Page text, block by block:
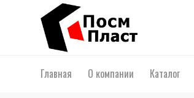
Главная О компании Каталог